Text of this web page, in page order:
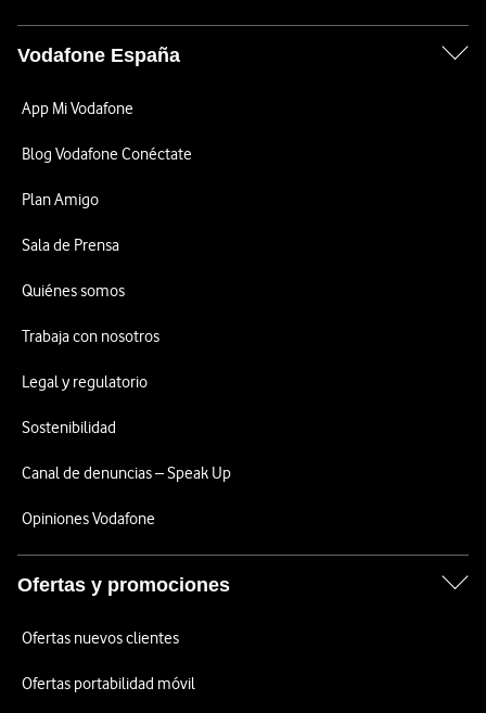
Vodafone España
App Mi Vodafone
Blog Vodafone Conéctate
Plan Amigo
Sala de Prensa
Quiénes somos
Trabaja con nosotros
Legal y regulatorio
Sostenibilidad
Canal de denuncias – Speak Up
Opiniones Vodafone
Ofertas y promociones
Ofertas nuevos clientes
Ofertas portabilidad móvil